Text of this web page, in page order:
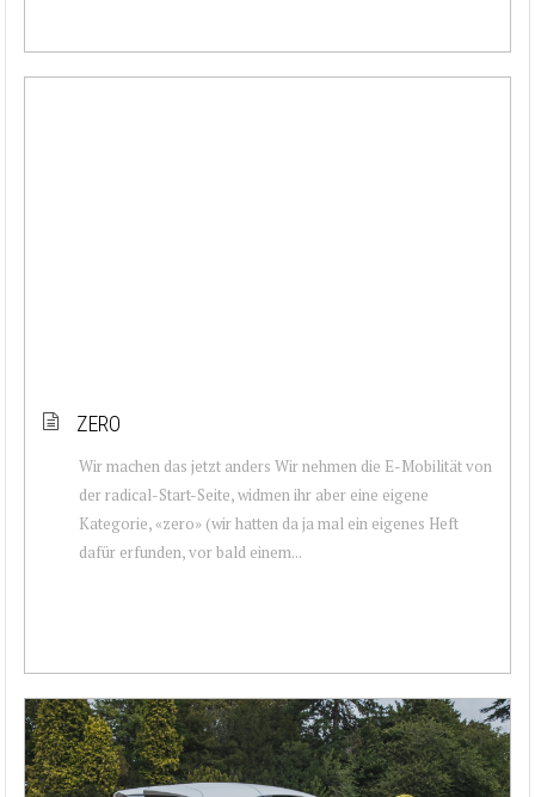
ZERO
Wir machen das jetzt anders Wir nehmen die E-Mobilität von
der radical-Start-Seite, widmen ihr aber eine eigene
Kategorie, «zero» (wir hatten da ja mal ein eigenes Heft
dafür erfunden, vor bald einem...